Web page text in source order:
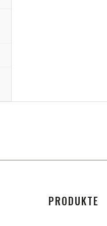
PRODUKTE